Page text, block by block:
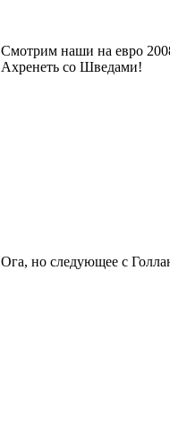
Смотрим наши на евро
Ахренеть со Шведами!
Ога, но следующее с